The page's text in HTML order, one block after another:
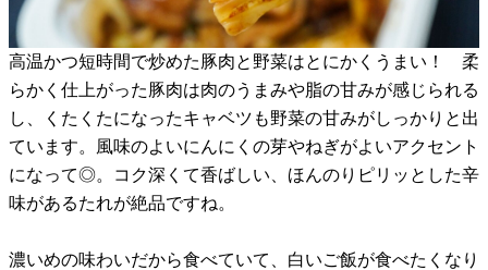
高温かつ短時間で炒めた豚肉と野菜はとにかくうまい！ 柔
らかく仕上がった豚肉は肉のうまみや脂の甘みが感じられる
し、くたくたになったキャベツも野菜の甘みがしっかりと出
ています。風味のよいにんにくの芽やねぎがよいアクセント
になって◎。コク深くて香ばしい、ほんのりピリッとした辛
味があるたれが絶品ですね。
濃いめの味わいだから食べていて、白いご飯が食べたくなり